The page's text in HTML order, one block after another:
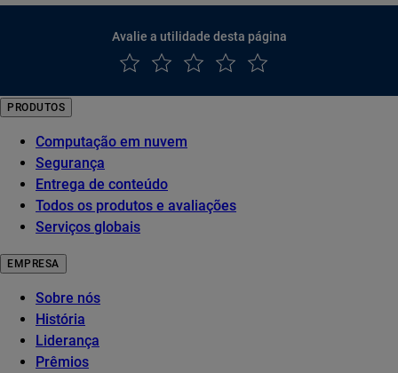
Avalie a utilidade desta página
PRODUTOS
Computação em nuvem
Segurança
Entrega de conteúdo
Todos os produtos e avaliações
Serviços globais
EMPRESA
Sobre nós
História
Liderança
Prêmios